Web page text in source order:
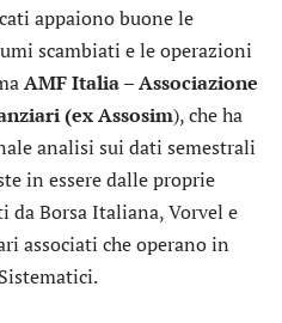
appaiono buone le
scambiati e le operazioni
AMF Italia – Associazione
(ex Assosim), che ha
analisi sui dati semestrali
in essere dalle proprie
da Borsa Italiana, Vorvel e
associati che operano in